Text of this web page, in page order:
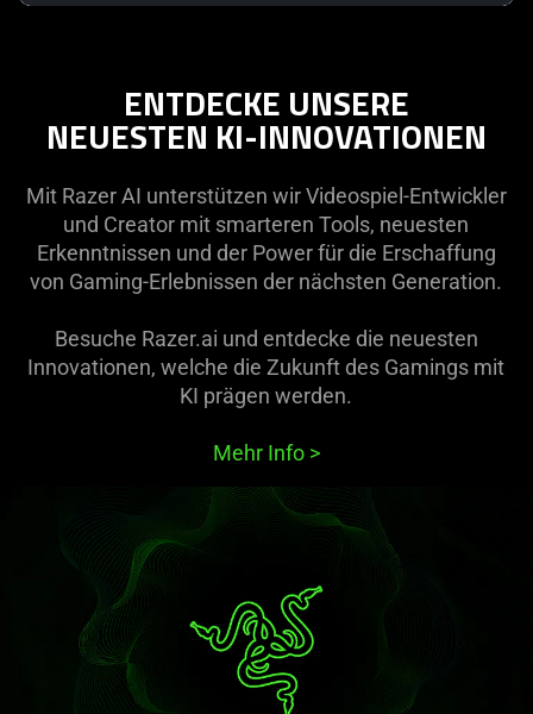
ENTDECKE UNSERE
NEUESTEN KI-INNOVATIONEN
Mit Razer AI unterstützen wir Videospiel-Entwickler
und Creator mit smarteren Tools, neuesten
Erkenntnissen und der Power für die Erschaffung
von Gaming-Erlebnissen der nächsten Generation.
Besuche Razer.ai und entdecke die neuesten
Innovationen, welche die Zukunft des Gamings mit
KI prägen werden.
Mehr Info >